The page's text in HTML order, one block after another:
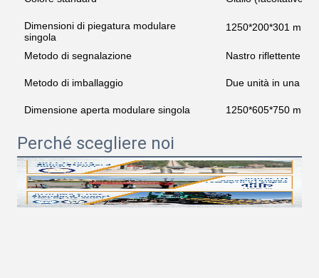
Dimensioni di piegatura modulare
singola
1250*200*301 mm
Metodo di segnalazione Nastro riflettente 3M
Metodo di imballaggio Due unità in una
Dimensione aperta modulare singola 1250*605*750 mm
Perché scegliere noi